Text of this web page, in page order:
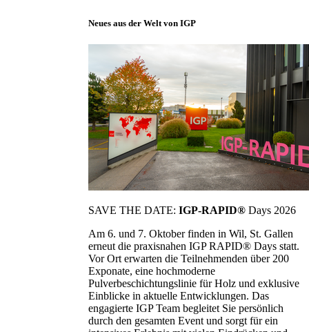
Neues aus der Welt von IGP
SAVE THE DATE: IGP-RAPID® Days 2026
Am 6. und 7. Oktober finden in Wil, St. Gallen
erneut die praxisnahen IGP RAPID® Days statt.
Vor Ort erwarten die Teilnehmenden über 200
Exponate, eine hochmoderne
Pulverbeschichtungslinie für Holz und exklusive
Einblicke in aktuelle Entwicklungen. Das
engagierte IGP Team begleitet Sie persönlich
durch den gesamten Event und sorgt für ein